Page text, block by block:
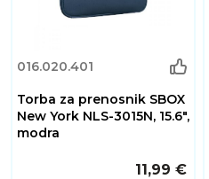
016.020.401
Torba za prenosnik SBOX
New York NLS-3015N, 15.6",
modra
11,99 €